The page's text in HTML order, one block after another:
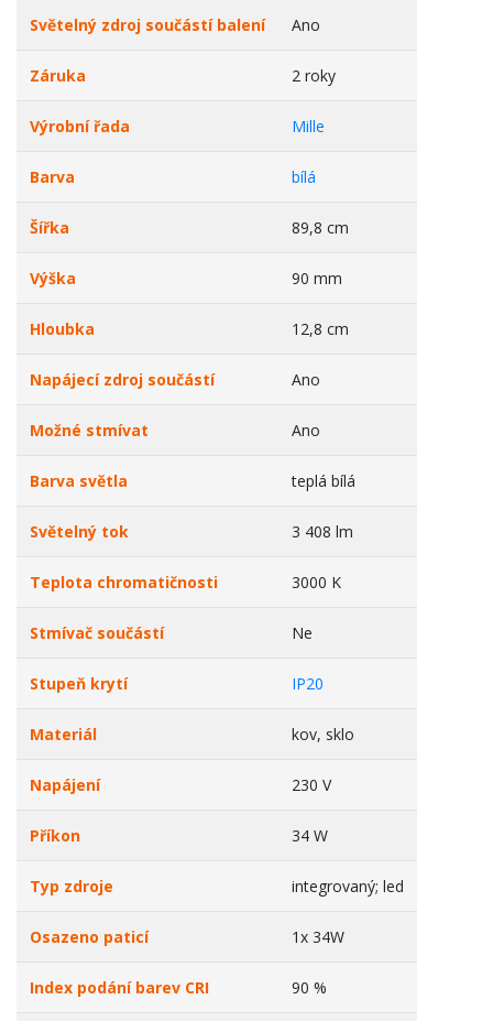
Světelný zdroj součástí balení Ano
Záruka 2 roky
Výrobní řada Mille
Barva bílá
Šířka 89,8 cm
Výška 90 mm
Hloubka 12,8 cm
Napájecí zdroj součástí Ano
Možné stmívat Ano
Barva světla teplá bílá
Světelný tok 3 408 lm
Teplota chromatičnosti 3000 K
Stmívač součástí Ne
Stupeň krytí IP20
Materiál kov, sklo
Napájení 230 V
Příkon 34 W
Typ zdroje integrovaný; led
Osazeno paticí 1x 34W
Index podání barev CRI 90 %